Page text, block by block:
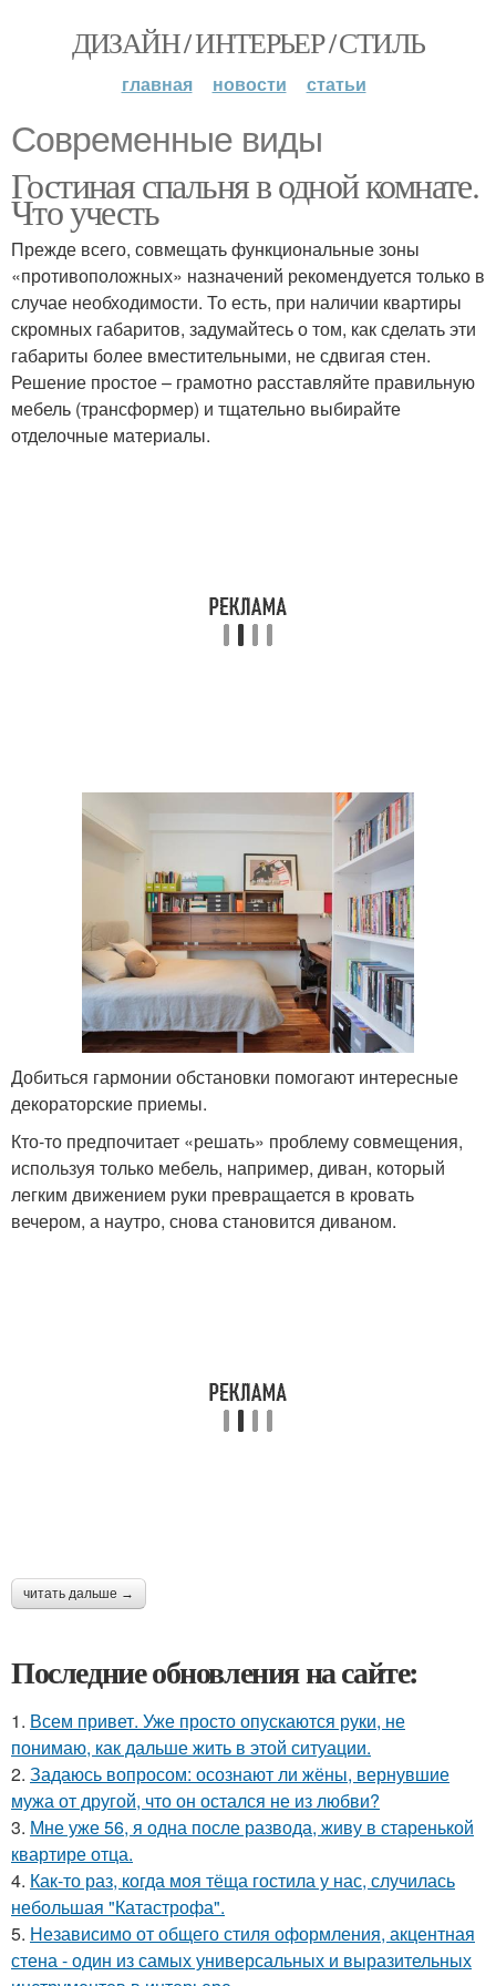
ДИЗАЙН / ИНТЕРЬЕР / СТИЛЬ
главная новости статьи
Современные виды
Гостиная спальня в одной комнате.
Что учесть
Прежде всего, совмещать функциональные зоны
«противоположных» назначений рекомендуется только в
случае необходимости. То есть, при наличии квартиры
скромных габаритов, задумайтесь о том, как сделать эти
габариты более вместительными, не сдвигая стен.
Решение простое – грамотно расставляйте правильную
мебель (трансформер) и тщательно выбирайте
отделочные материалы.
Добиться гармонии обстановки помогают интересные
декораторские приемы.
Кто-то предпочитает «решать» проблему совмещения,
используя только мебель, например, диван, который
легким движением руки превращается в кровать
вечером, а наутро, снова становится диваном.
читать дальше →
Последние обновления на сайте:
1. Всем привет. Уже просто опускаются руки, не
понимаю, как дальше жить в этой ситуации.
2. Задаюсь вопросом: осознают ли жёны, вернувшие
мужа от другой, что он остался не из любви?
3. Мне уже 56, я одна после развода, живу в старенькой
квартире отца.
4. Как-то раз, когда моя тёща гостила у нас, случилась
небольшая "Катастрофа".
5. Независимо от общего стиля оформления, акцентная
стена - один из самых универсальных и выразительных